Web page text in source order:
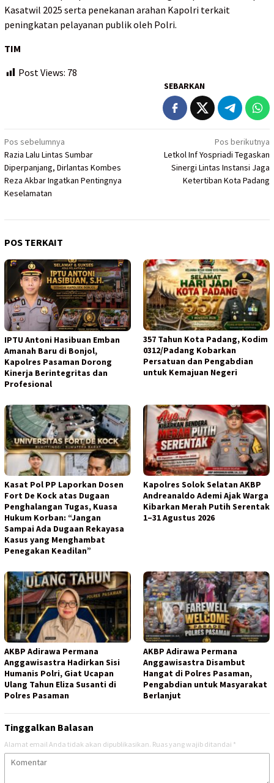
Kasatwil 2025 serta penekanan arahan Kapolri terkait
peningkatan pelayanan publik oleh Polri.
TIM
Post Views: 78
SEBARKAN
Navigasi
pos
Pos sebelumnya
Razia Lalu Lintas Sumbar
Diperpanjang, Dirlantas Kombes
Reza Akbar Ingatkan Pentingnya
Keselamatan
Pos berikutnya
Letkol Inf Yospriadi Tegaskan
Sinergi Lintas Instansi Jaga
Ketertiban Kota Padang
POS TERKAIT
IPTU Antoni Hasibuan Emban
Amanah Baru di Bonjol,
Kapolres Pasaman Dorong
Kinerja Berintegritas dan
Profesional
357 Tahun Kota Padang, Kodim
0312/Padang Kobarkan
Persatuan dan Pengabdian
untuk Kemajuan Negeri
Kasat Pol PP Laporkan Dosen
Fort De Kock atas Dugaan
Penghalangan Tugas, Kuasa
Hukum Korban: “Jangan
Sampai Ada Dugaan Rekayasa
Kasus yang Menghambat
Penegakan Keadilan”
Kapolres Solok Selatan AKBP
Andreanaldo Ademi Ajak Warga
Kibarkan Merah Putih Serentak
1–31 Agustus 2026
AKBP Adirawa Permana
Anggawisastra Hadirkan Sisi
Humanis Polri, Giat Ucapan
Ulang Tahun Eliza Susanti di
Polres Pasaman
AKBP Adirawa Permana
Anggawisastra Disambut
Hangat di Polres Pasaman,
Pengabdian untuk Masyarakat
Berlanjut
Tinggalkan Balasan
Alamat email Anda tidak akan dipublikasikan. Ruas yang wajib ditandai *